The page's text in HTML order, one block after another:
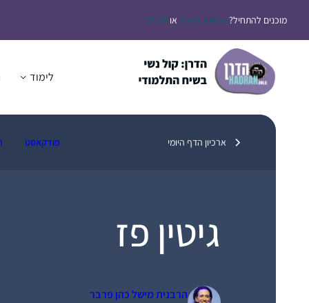
לתוכןמוכנים להתחיל?הירשמו בחינם או התחברו
לימוד
ארכיון הדף היומי פודקאסט
גיטין פז
הרבנית מישל כהן פרבר